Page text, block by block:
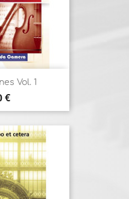
Vol. 1
€